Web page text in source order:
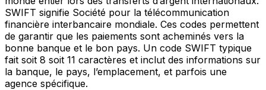
SWIFT signifie Société pour la télécommunication
financière interbancaire mondiale. Ces codes permettent
de garantir que les paiements sont acheminés vers la
bonne banque et le bon pays. Un code SWIFT typique
fait soit 8 soit 11 caractères et inclut des informations sur
la banque, le pays, l’emplacement, et parfois une
agence spécifique.